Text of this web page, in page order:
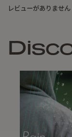
生地の裏にはBK
きます。
レビューがありません